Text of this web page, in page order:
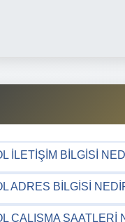
İLETIŞIM BILGISI
ADRES BILGISI
ÇALIŞMA SAATLERI